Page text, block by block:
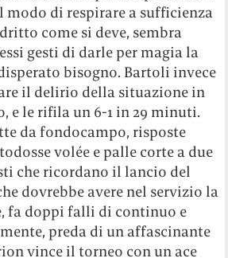
modo di respirare a sufficienza
come si deve, sembra
gesti di darle per magia la
bisogno. Bartoli invece
il delirio della situazione in
e le rifila un 6-1 in 29 minuti.
da fondocampo, risposte
volée e palle corte a due
che ricordano il lancio del
dovrebbe avere nel servizio la
fa doppi falli di continuo e
preda di un affascinante
vince il torneo con un ace